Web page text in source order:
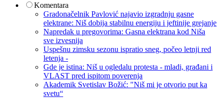
Komentara
Gradonačelnik Pavlović najavio izgradnju gasne
elektrane: Niš dobija stabilnu energiju i jeftinije grejanje
Napredak u pregovorima: Gasna elektrana kod Niša
sve izvesnija
Uspešnu zimsku sezonu ispratio sneg, počeo letnji red
letenja -
Gde je istina: Niš u ogledalu protesta - mladi, građani i
VLAST pred ispitom poverenja
Akademik Svetislav Božić: "Niš mi je otvorio put ka
svetu“